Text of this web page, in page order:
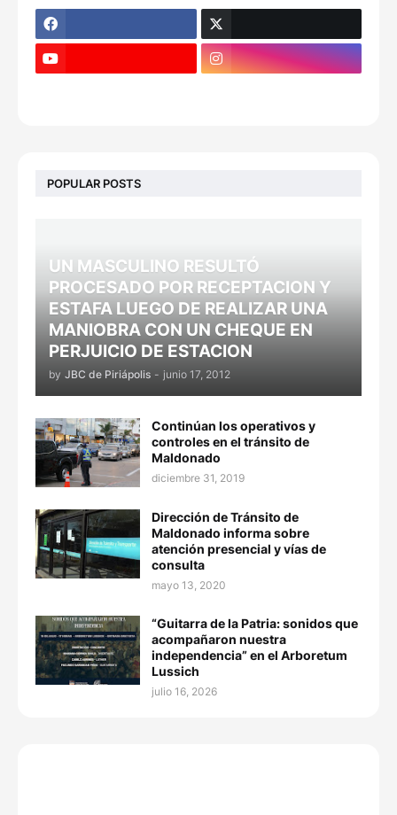
POPULAR POSTS
UN MASCULINO RESULTÓ
PROCESADO POR RECEPTACION Y
ESTAFA LUEGO DE REALIZAR UNA
MANIOBRA CON UN CHEQUE EN
PERJUICIO DE ESTACION
by JBC de Piriápolis - junio 17, 2012
Continúan los operativos y
controles en el tránsito de
Maldonado
diciembre 31, 2019
Dirección de Tránsito de
Maldonado informa sobre
atención presencial y vías de
consulta
mayo 13, 2020
“Guitarra de la Patria: sonidos que
acompañaron nuestra
independencia” en el Arboretum
Lussich
julio 16, 2026